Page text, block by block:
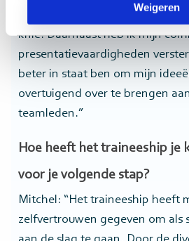
Weigeren
doen, kreeg ik dit stapje voor
knie. Daarnaast heb ik mijn
presentatievaardigheden
beter in staat ben om mijn
overtuigend over te brengen
teamleden.”
Hoe heeft het traineeship je
voor je volgende stap?
Mitchel: “Het traineeship heeft
zelfvertrouwen gegeven om als